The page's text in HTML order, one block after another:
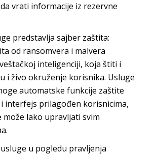
vrati informacije iz rezervne
predstavlja sajber zaštita:
od ransomvera i malvera
inteligenciji, koja štiti i
i živo okruženje korisnika. Usluge
automatske funkcije zaštite
interfejs prilagođen korisnicima,
može lako upravljati svim
u pogledu pravljenja